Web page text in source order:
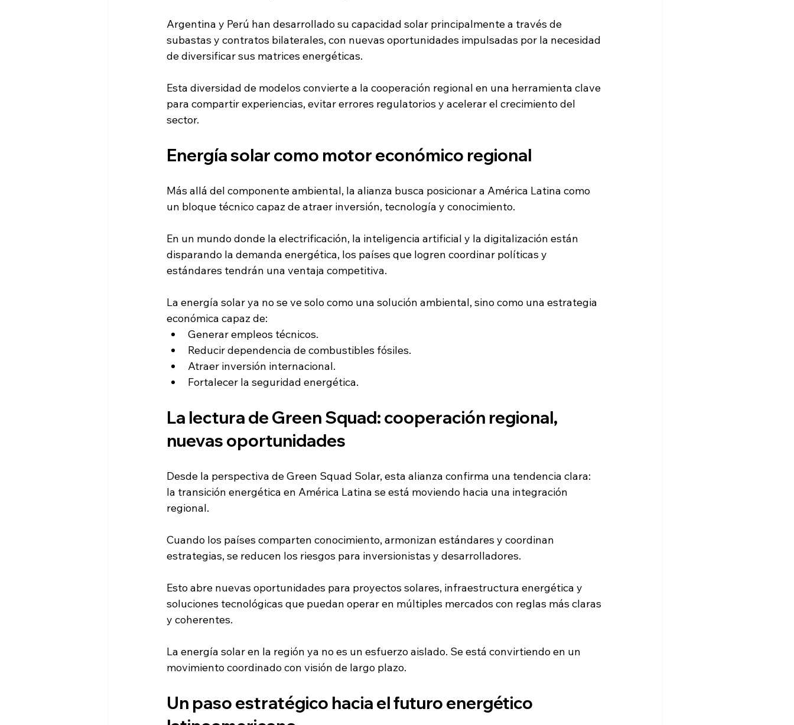
Argentina y Perú han desarrollado su capacidad solar principalmente a través de
subastas y contratos bilaterales, con nuevas oportunidades impulsadas por la necesidad
de diversificar sus matrices energéticas.
Esta diversidad de modelos convierte a la cooperación regional en una herramienta clave
para compartir experiencias, evitar errores regulatorios y acelerar el crecimiento del
sector.
Energía solar como motor económico regional
Más allá del componente ambiental, la alianza busca posicionar a América Latina como
un bloque técnico capaz de atraer inversión, tecnología y conocimiento.
En un mundo donde la electrificación, la inteligencia artificial y la digitalización están
disparando la demanda energética, los países que logren coordinar políticas y
estándares tendrán una ventaja competitiva.
La energía solar ya no se ve solo como una solución ambiental, sino como una estrategia
económica capaz de:
Generar empleos técnicos.
Reducir dependencia de combustibles fósiles.
Atraer inversión internacional.
Fortalecer la seguridad energética.
La lectura de Green Squad: cooperación regional,
nuevas oportunidades
Desde la perspectiva de Green Squad Solar, esta alianza confirma una tendencia clara:
la transición energética en América Latina se está moviendo hacia una integración
regional.
Cuando los países comparten conocimiento, armonizan estándares y coordinan
estrategias, se reducen los riesgos para inversionistas y desarrolladores.
Esto abre nuevas oportunidades para proyectos solares, infraestructura energética y
soluciones tecnológicas que puedan operar en múltiples mercados con reglas más claras
y coherentes.
La energía solar en la región ya no es un esfuerzo aislado. Se está convirtiendo en un
movimiento coordinado con visión de largo plazo.
Un paso estratégico hacia el futuro energético